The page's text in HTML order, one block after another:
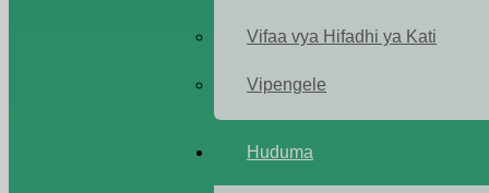
Vifaa vya Hifadhi ya Kati
Vipengele
Huduma